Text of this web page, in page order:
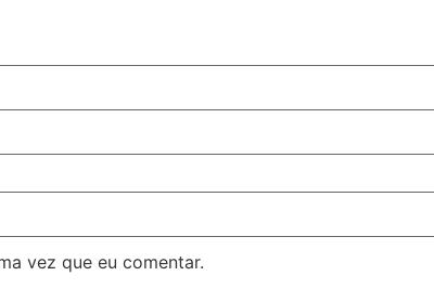
vez que eu comentar.